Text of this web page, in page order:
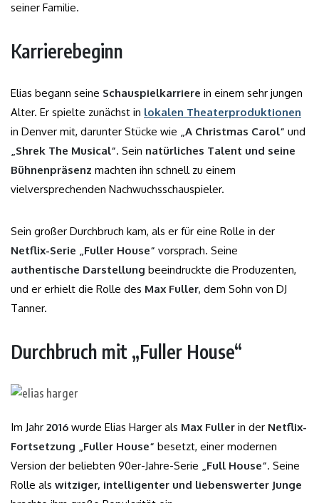
seiner Familie.
Karrierebeginn
Elias begann seine Schauspielkarriere in einem sehr jungen
Alter. Er spielte zunächst in lokalen Theaterproduktionen
in Denver mit, darunter Stücke wie „A Christmas Carol“ und
„Shrek The Musical“. Sein natürliches Talent und seine
Bühnenpräsenz machten ihn schnell zu einem
vielversprechenden Nachwuchsschauspieler.
Sein großer Durchbruch kam, als er für eine Rolle in der
Netflix-Serie „Fuller House“ vorsprach. Seine
authentische Darstellung beeindruckte die Produzenten,
und er erhielt die Rolle des Max Fuller, dem Sohn von DJ
Tanner.
Durchbruch mit „Fuller House“
Im Jahr 2016 wurde Elias Harger als Max Fuller in der Netflix-
Fortsetzung „Fuller House“ besetzt, einer modernen
Version der beliebten 90er-Jahre-Serie „Full House“. Seine
Rolle als witziger, intelligenter und liebenswerter Junge